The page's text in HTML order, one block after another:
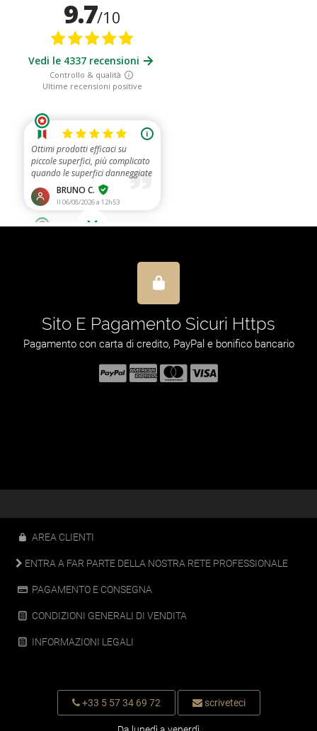
lavorativi
Sito E
Pagamento con carta di
AREA CLIENTI
ENTRA A FAR PARTE DELLA NOSTRA RETE PROFESSIONALE
PAGAMENTO E CONSEGNA
CONDIZIONI GENERALI DI VENDITA
INFORMAZIONI LEGALI
+33 5 57 34 69 72 scriveteci